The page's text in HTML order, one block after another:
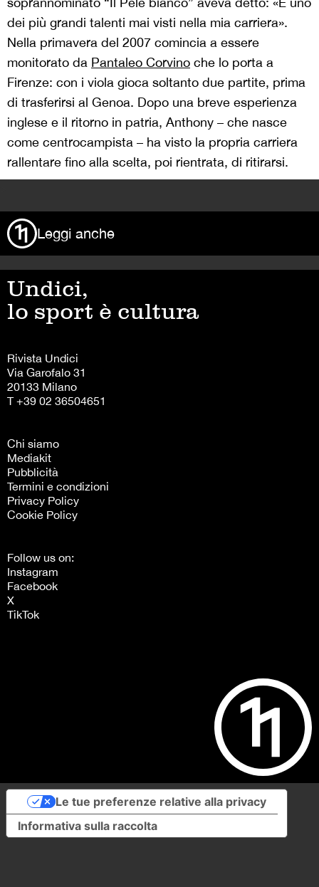
dei più grandi talenti mai visti nella mia carriera».
Nella primavera del 2007 comincia a essere
monitorato da Pantaleo Corvino che lo porta a
Firenze: con i viola gioca soltanto due partite, prima
di trasferirsi al Genoa. Dopo una breve esperienza
inglese e il ritorno in patria, Anthony – che nasce
come centrocampista – ha visto la propria carriera
rallentare fino alla scelta, poi rientrata, di ritirarsi.
Leggi anche
Undici,
lo sport è cultura
Rivista Undici
Via Garofalo 31
20133 Milano
T +39 02 36504651
Chi siamo
Mediakit
Pubblicità
Termini e condizioni
Privacy Policy
Cookie Policy
Follow us on:
Instagram
Facebook
X
TikTok
Informativa sulla raccolta
Le tue preferenze relative alla privacy